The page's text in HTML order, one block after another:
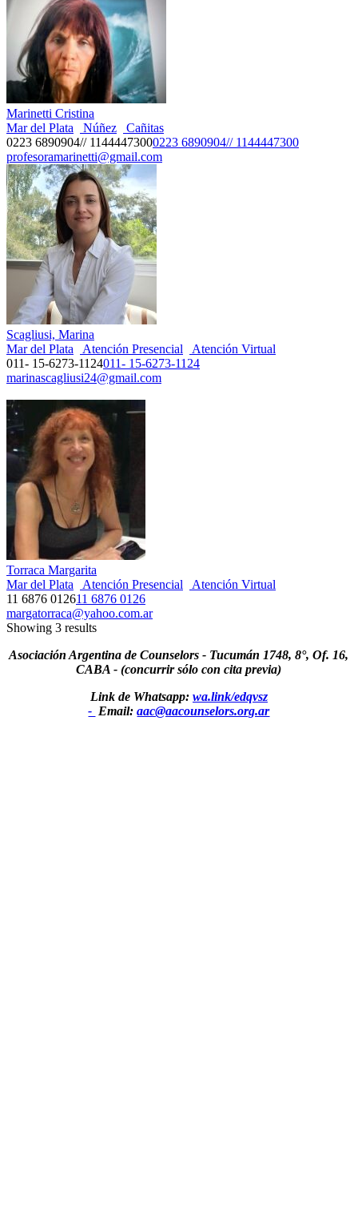
Marinetti Cristina
Mar del Plata
Núñez
Cañitas
0223 6890904// 11444473000223 6890904// 1144447300
profesoramarinetti@gmail.com
Scagliusi, Marina
Mar del Plata
Atención Presencial
Atención Virtual
011- 15-6273-1124011- 15-6273-1124
marinascagliusi24@gmail.com
Torraca Margarita
Mar del Plata
Atención Presencial
Atención Virtual
11 6876 012611 6876 0126
margatorraca@yahoo.com.ar
Showing 3 results
Asociación Argentina de Counselors - Tucumán 1748, 8°, Of. 16,
CABA - (concurrir sólo con cita previa)
Link de Whatsapp: wa.link/edqvsz
- Email:aac@aacounselors.org.ar